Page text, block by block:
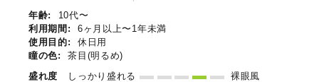
年齢:
10代〜
利用期間:
6ヶ月以上〜1年未満
使用目的:
休日用
瞳の色:
茶目(明るめ)
盛れ度
しっかり盛れる
裸眼風